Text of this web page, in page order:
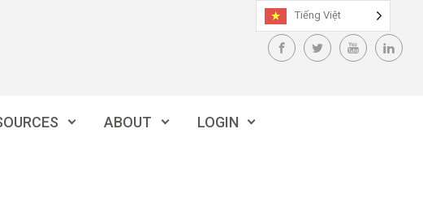
ABOUT LOGIN
Tiếng Việt